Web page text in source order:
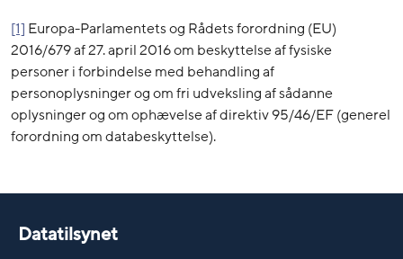
[1] Europa-Parlamentets og Rådets forordning (EU)
2016/679 af 27. april 2016 om beskyttelse af fysiske
personer i forbindelse med behandling af
personoplysninger og om fri udveksling af sådanne
oplysninger og om ophævelse af direktiv 95/46/EF (generel
forordning om databeskyttelse).
Datatilsynet